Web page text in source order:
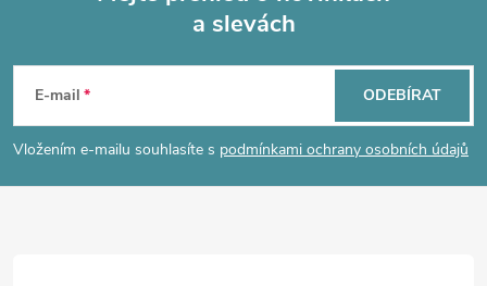
p
a
a slevách
E-mail
Vložením e-mailu souhlasíte s podmínkami ochrany osobních údajů
ODEBÍRAT